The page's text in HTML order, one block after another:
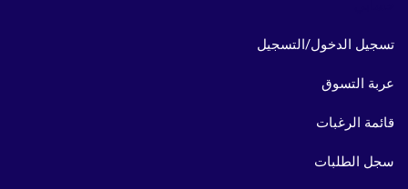
تسجيل الدخول/التسجيل
عربة التسوق
قائمة الرغبات
سجل الطلبات